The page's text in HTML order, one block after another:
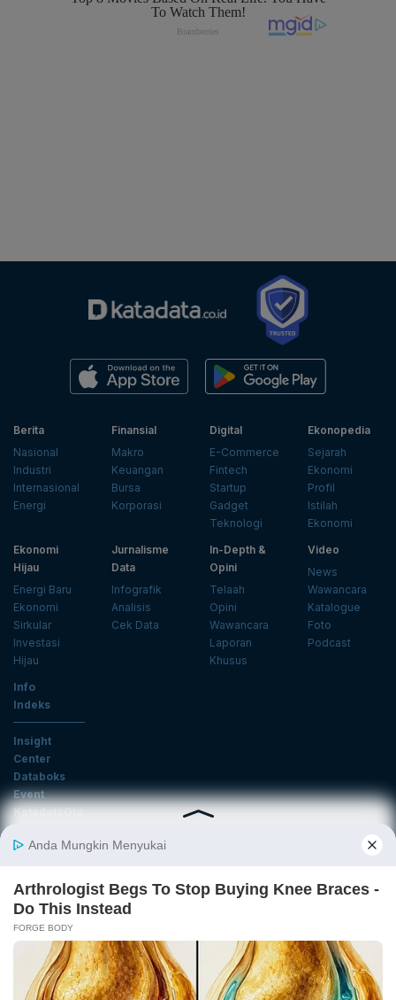
Berita
Nasional
Industri
Internasional
Energi
Finansial
Makro
Keuangan
Bursa
Korporasi
Digital
E-Commerce
Fintech
Startup
Gadget
Teknologi
Ekonopedia
Sejarah
Ekonomi
Profil
Istilah
Ekonomi
Ekonomi
Hijau
Energi Baru
Ekonomi
Sirkular
Investasi
Hijau
Jurnalisme
Data
Infografik
Analisis
Cek Data
In-Depth &
Opini
Telaah
Opini
Wawancara
Laporan
Khusus
Video
News
Wawancara
Katalogue
Foto
Podcast
Info
Indeks
Insight
Center
Databoks
Event
KatadataOto
Email
Daftar